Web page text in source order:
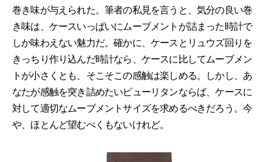
巻き味が与えられた。筆者の私見を言うと、気分の良い巻
き味は、ケースいっぱいにムーブメントが詰まった時計で
しか味わえない魅力だ。確かに、ケースとリュウズ回りを
きっちり作り込んだ時計なら、ケースに比してムーブメン
トが小さくとも、そこそこの感触は楽しめる。しかし、あ
なたが感触を突き詰めたいピューリタンならば、ケースに
対して適切なムーブメントサイズを求めるべきだろう。今
や、ほとんど望むべくもないけれど。